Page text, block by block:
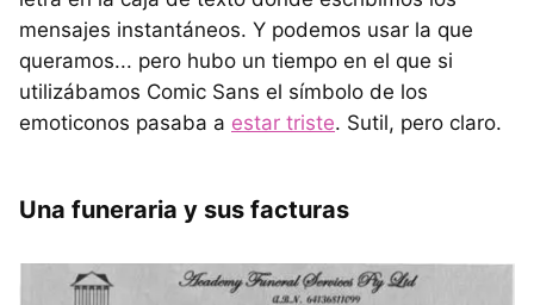
mensajes instantáneos. Y podemos usar la que
queramos... pero hubo un tiempo en el que si
utilizábamos Comic Sans el símbolo de los
emoticonos pasaba a estar triste. Sutil, pero claro.
Una funeraria y sus facturas